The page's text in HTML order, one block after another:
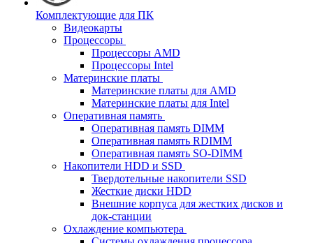
Комплектующие для ПК
Видеокарты
Процессоры
Процессоры AMD
Процессоры Intel
Материнские платы
Материнские платы для AMD
Материнские платы для Intel
Оперативная память
Оперативная память DIMM
Оперативная память RDIMM
Оперативная память SO-DIMM
Накопители HDD и SSD
Твердотельные накопители SSD
Жесткие диски HDD
Внешние корпуса для жестких дисков и
док-станции
Охлаждение компьютера